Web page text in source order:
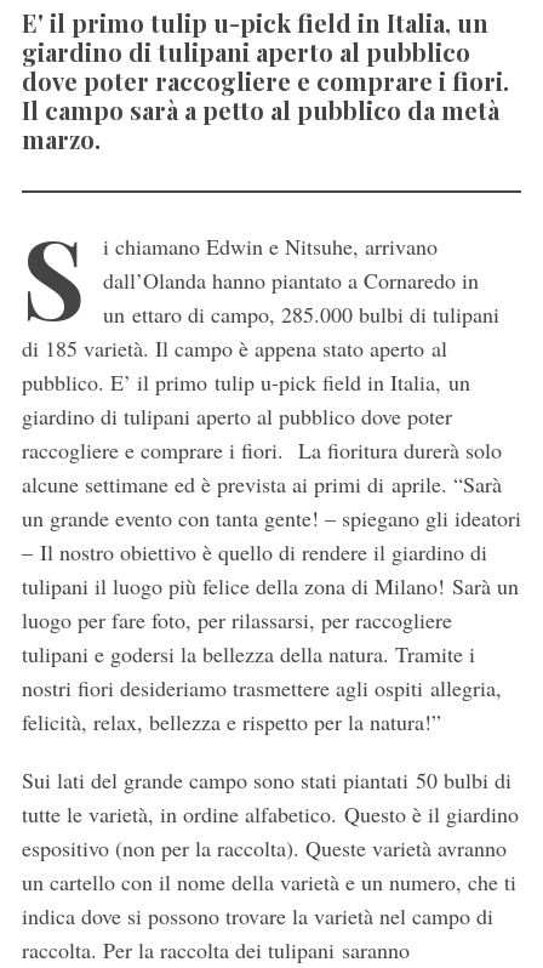
E' il primo tulip u-pick field in Italia, un
giardino di tulipani aperto al pubblico
dove poter raccogliere e comprare i fiori.
Il campo sarà a petto al pubblico da metà
marzo.
S
i chiamano Edwin e Nitsuhe, arrivano
dall’Olanda hanno piantato a Cornaredo in
un ettaro di campo, 285.000 bulbi di tulipani
di 185 varietà. Il campo è appena stato aperto al
pubblico. E’ il primo tulip u-pick field in Italia, un
giardino di tulipani aperto al pubblico dove poter
raccogliere e comprare i fiori. La fioritura durerà solo
alcune settimane ed è prevista ai primi di aprile. “Sarà
un grande evento con tanta gente! – spiegano gli ideatori
– Il nostro obiettivo è quello di rendere il giardino di
tulipani il luogo più felice della zona di Milano! Sarà un
luogo per fare foto, per rilassarsi, per raccogliere
tulipani e godersi la bellezza della natura. Tramite i
nostri fiori desideriamo trasmettere agli ospiti allegria,
felicità, relax, bellezza e rispetto per la natura!”
Sui lati del grande campo sono stati piantati 50 bulbi di
tutte le varietà, in ordine alfabetico. Questo è il giardino
espositivo (non per la raccolta). Queste varietà avranno
un cartello con il nome della varietà e un numero, che ti
indica dove si possono trovare la varietà nel campo di
raccolta. Per la raccolta dei tulipani saranno